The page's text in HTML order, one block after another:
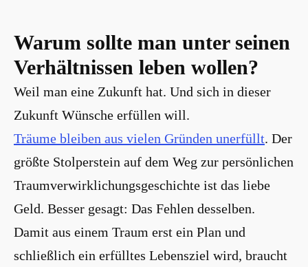
Warum sollte man unter seinen
Verhältnissen leben wollen?
Weil man eine Zukunft hat. Und sich in dieser
Zukunft Wünsche erfüllen will.
Träume bleiben aus vielen Gründen unerfüllt. Der
größte Stolperstein auf dem Weg zur persönlichen
Traumverwirklichungsgeschichte ist das liebe
Geld. Besser gesagt: Das Fehlen desselben.
Damit aus einem Traum erst ein Plan und
schließlich ein erfülltes Lebensziel wird, braucht